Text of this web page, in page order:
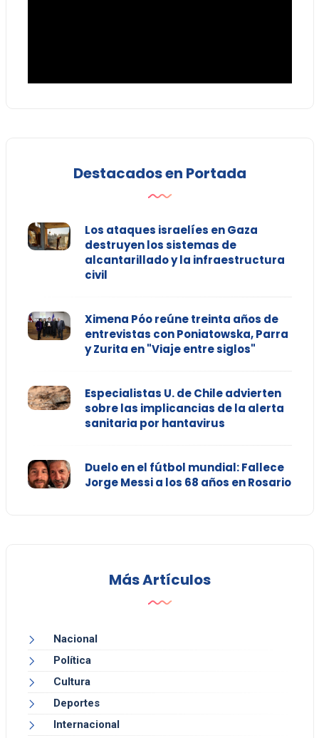
Destacados en Portada
Los ataques israelíes en Gaza
destruyen los sistemas de
alcantarillado y la infraestructura
civil
Ximena Póo reúne treinta años de
entrevistas con Poniatowska, Parra
y Zurita en "Viaje entre siglos"
Especialistas U. de Chile advierten
sobre las implicancias de la alerta
sanitaria por hantavirus
Duelo en el fútbol mundial: Fallece
Jorge Messi a los 68 años en Rosario
Más Artículos
Nacional
Política
Cultura
Deportes
Internacional